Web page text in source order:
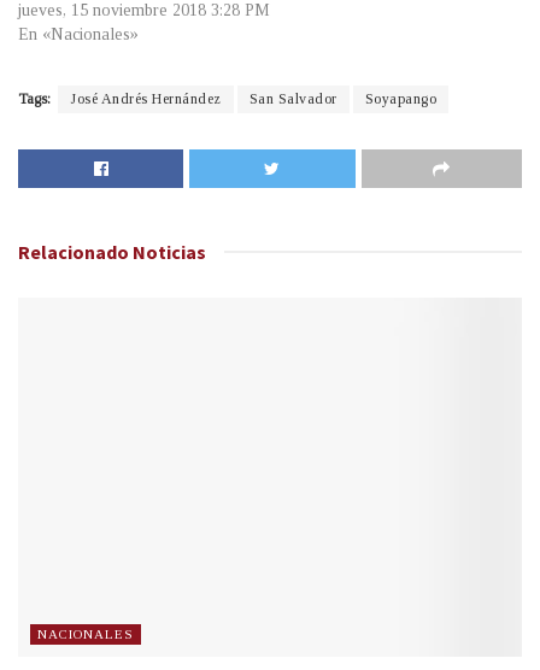
jueves, 15 noviembre 2018 3:28 PM
En «Nacionales»
Tags: José Andrés Hernández San Salvador Soyapango
Relacionado Noticias
NACIONALES